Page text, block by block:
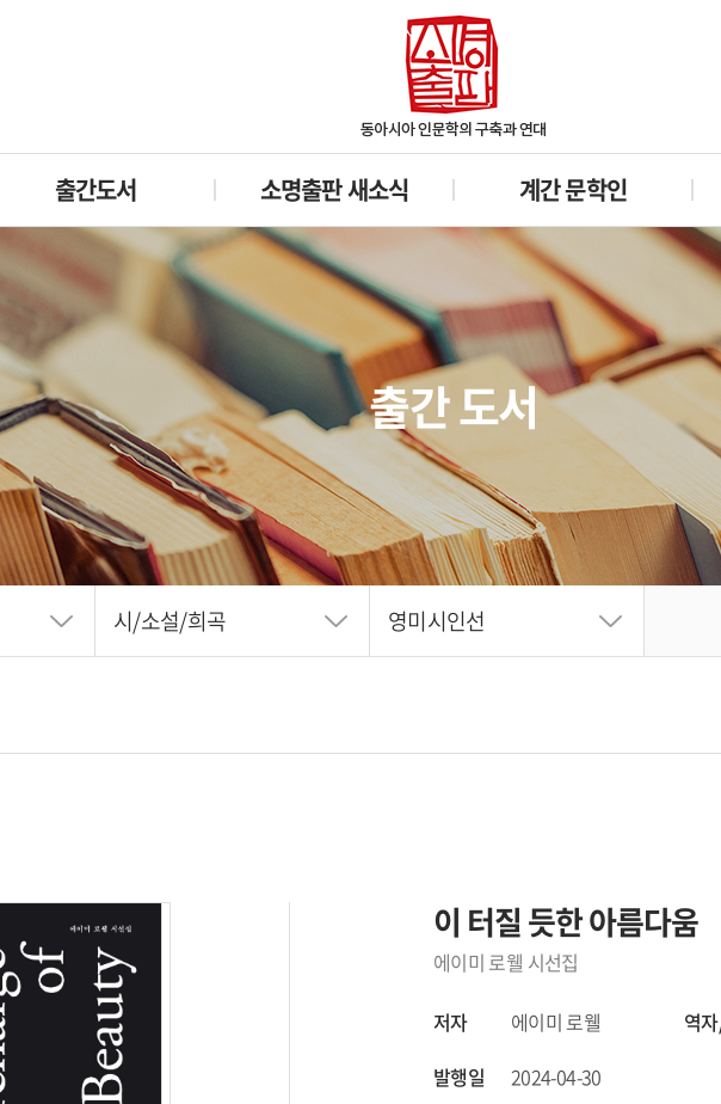
출간도서 소명출판 새소식 계간 문학인
출간 도서
시/소설/희곡 영미시인선
이 터질 듯한 아름다움
에이미 로웰 시선집
저자 에이미 로웰
역
발행일
2024-04-30